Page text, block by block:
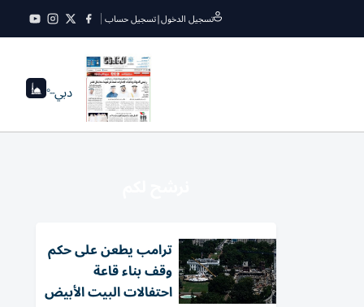
تسجيل الدخول|تسجيل حساب
دبي--°
ترامب يطعن على حكم
وقف بناء قاعة
احتفالات البيت الأبيض